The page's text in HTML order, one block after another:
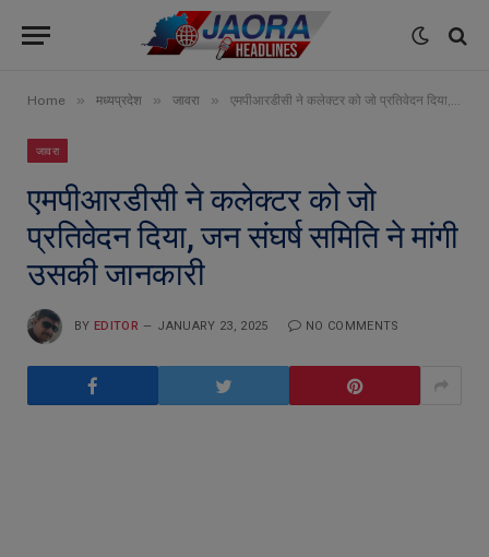
Home » मध्यप्रदेश » जावरा » एमपीआरडीसी ने कलेक्टर को जो प्रतिवेदन दिया, जन संघर्ष समिति ने मांगी उसकी जानकारी
जावरा
एमपीआरडीसी ने कलेक्टर को जो
प्रतिवेदन दिया, जन संघर्ष समिति ने मांगी
उसकी जानकारी
BY EDITOR JANUARY 23, 2025 NO COMMENTS